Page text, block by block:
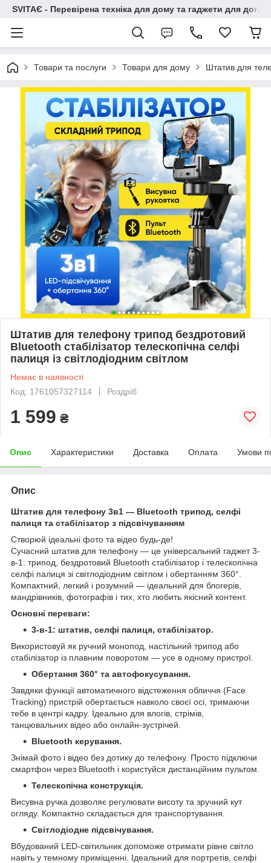
SVITAЄ - Перевірена техніка для дому та гаджети для
Товари та послуги Товари для дому Штатив для
Штатив для телефону трипод бездротовий
Bluetooth стабілізатор телескопічна селфі
палиця із світлодіодним світлом
Немає в наявності
Код: 1761057327114
Роздріб
1 599 ₴
Опис Характеристики Доставка Оплата Умови
Опис
Штатив для телефону 3в1 — Bluetooth трипод, селфі
палиця та стабілізатор з підсвічуванням
Створюй ідеальні фото та відео будь-де!
Сучасний штатив для телефону — це універсальний гаджет 3-
в-1: трипод, бездротовий Bluetooth стабілізатор і телескопічна
селфі палиця зі світлодіодним світлом і обертанням 360°.
Компактний, легкий і розумний — ідеальний для блогерів,
мандрівників, фотографів і тих, хто любить якісний контент.
Основні переваги:
3-в-1: штатив, селфі палиця, стабілізатор.
Використовуй як ручний монопод, настільний трипод або
стабілізатор із плавним поворотом — усе в одному пристрої.
Обертання 360° та автофокусування.
Завдяки функції автоматичного відстеження обличчя (Face
Tracking) пристрій обертається навколо своєї осі, тримаючи
тебе в центрі кадру. Ідеально для влогів, стрімів,
танцювальних відео або онлайн-зустрічей.
Bluetooth керування.
Знімай фото і відео без дотику до телефону. Просто підключи
смартфон через Bluetooth і користуйся дистанційним пультом.
Телескопічна конструкція.
Висувна ручка дозволяє регулювати висоту та зручний кут
огляду. Компактно складається для транспортування.
Світлодіодне підсвічування.
Вбудований LED-світильник допоможе отримати рівне світло
навіть у темному приміщенні. Ідеальний для портретів, селфі